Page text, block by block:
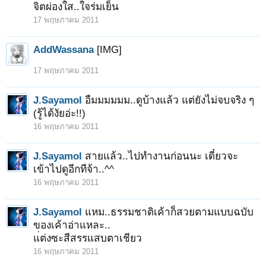
จิตผ่องใส..ใจร่มเย็น
17 พฤษภาคม 2011
AddWassana [IMG]
17 พฤษภาคม 2011
J.Sayamol อืมมมมมม..ดูบ้างแล้ว แต่ยังไม่จบจริง ๆ
(รู้ได้งัยอ่ะ!!)
16 พฤษภาคม 2011
J.Sayamol สายแล้ว..ไปทำงานก่อนนะ เดี๋ยวจะ
เข้าไปดูอีกทีจ้า..^^
16 พฤษภาคม 2011
J.Sayamol แหม..ธรรมชาติเค้าก็สวยตามแบบฉบับ
ของเค้าอ่าแหละ..
แ่ต่งซะสีสรรแสบตาเชียว
16 พฤษภาคม 2011